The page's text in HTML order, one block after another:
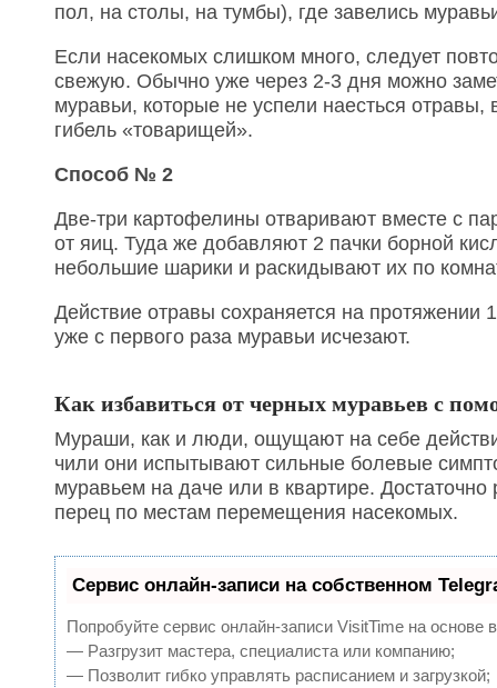
пол, на столы, на тумбы), где завелись
Если насекомых слишком много, следует
свежую. Обычно уже через 2-3 дня можно
муравьи, которые не успели наесться
гибель «товарищей».
Способ № 2
Две-три картофелины отваривают вместе с
от яиц. Туда же добавляют 2 пачки борной
небольшие шарики и раскидывают их по
Действие отравы сохраняется на
уже с первого раза муравьи исчезают.
Как избавиться от черных муравьев с
Мураши, как и люди, ощущают на себе
чили они испытывают сильные болевые
муравьем на даче или в квартире.
перец по местам перемещения насекомых.
Сервис онлайн-записи на собственном
Попробуйте сервис онлайн-записи VisitTime на основе
— Разгрузит мастера, специалиста или компанию;
— Позволит гибко управлять расписанием и загрузкой;